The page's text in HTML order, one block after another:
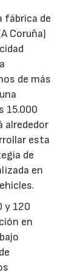
fábrica de
Coruña)
de más
15.000
alrededor
esta
de
en
y 120
en